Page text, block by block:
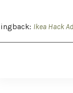
Ikea Hack